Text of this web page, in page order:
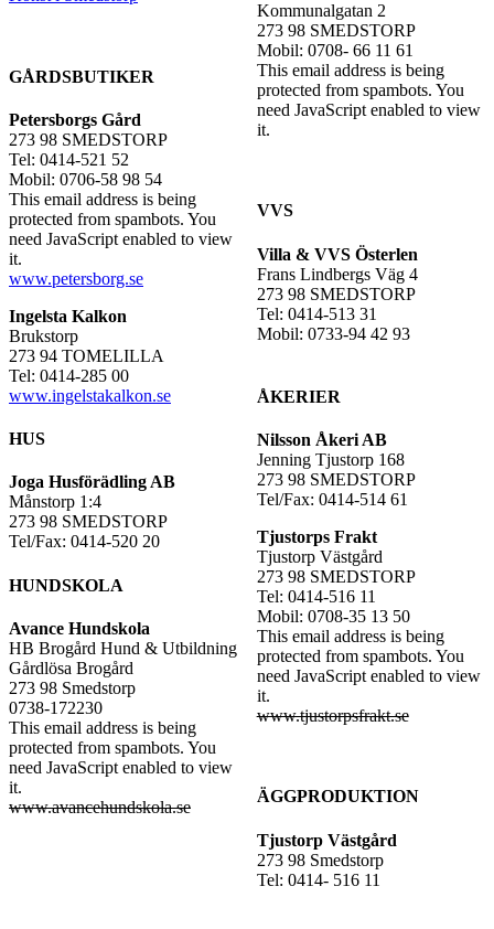
Kommunalgatan 2
273 98 SMEDSTORP
Mobil: 0708- 66 11 61
This email address is being
protected from spambots. You
need JavaScript enabled to view
it.
VVS
Villa & VVS Österlen
Frans Lindbergs Väg 4
273 98 SMEDSTORP
Tel: 0414-513 31
Mobil: 0733-94 42 93
ÅKERIER
Nilsson Åkeri AB
Jenning Tjustorp 168
273 98 SMEDSTORP
Tel/Fax: 0414-514 61
Tjustorps Frakt
Tjustorp Västgård
273 98 SMEDSTORP
Tel: 0414-516 11
Mobil: 0708-35 13 50
This email address is being
protected from spambots. You
need JavaScript enabled to view
it.
www.tjustorpsfrakt.se
ÄGGPRODUKTION
Tjustorp Västgård
273 98 Smedstorp
Tel: 0414- 516 11
GÅRDSBUTIKER
Petersborgs Gård
273 98 SMEDSTORP
Tel: 0414-521 52
Mobil: 0706-58 98 54
This email address is being
protected from spambots. You
need JavaScript enabled to view
it.
www.petersborg.se
Ingelsta Kalkon
Brukstorp
273 94 TOMELILLA
Tel: 0414-285 00
www.ingelstakalkon.se
HUS
Joga Husförädling AB
Månstorp 1:4
273 98 SMEDSTORP
Tel/Fax: 0414-520 20
HUNDSKOLA
Avance Hundskola
HB Brogård Hund & Utbildning
Gårdlösa Brogård
273 98 Smedstorp
0738-172230
This email address is being
protected from spambots. You
need JavaScript enabled to view
it.
www.avancehundskola.se